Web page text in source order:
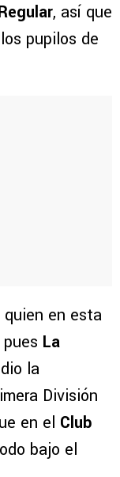
, así que
pupilos de
quien en esta
La
la
División
en el Club
bajo el